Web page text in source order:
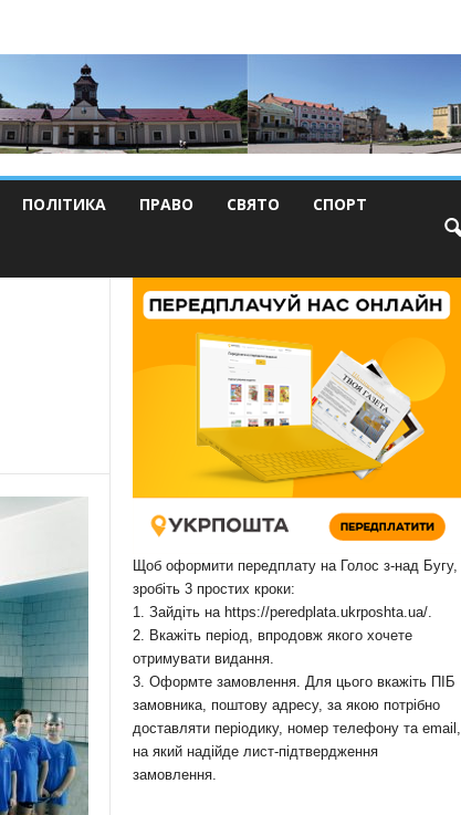
ПОЛІТИКА ПРАВО СВЯТО СПОРТ
Щоб оформити передплату на Голос з-над Бугу,
зробіть 3 простих кроки:
1. Зайдіть на https://peredplata.ukrposhta.ua/.
2. Вкажіть період, впродовж якого хочете
отримувати видання.
3. Оформте замовлення. Для цього вкажіть ПІБ
замовника, поштову адресу, за якою потрібно
доставляти періодику, номер телефону та email,
на який надійде лист-підтвердження
замовлення.